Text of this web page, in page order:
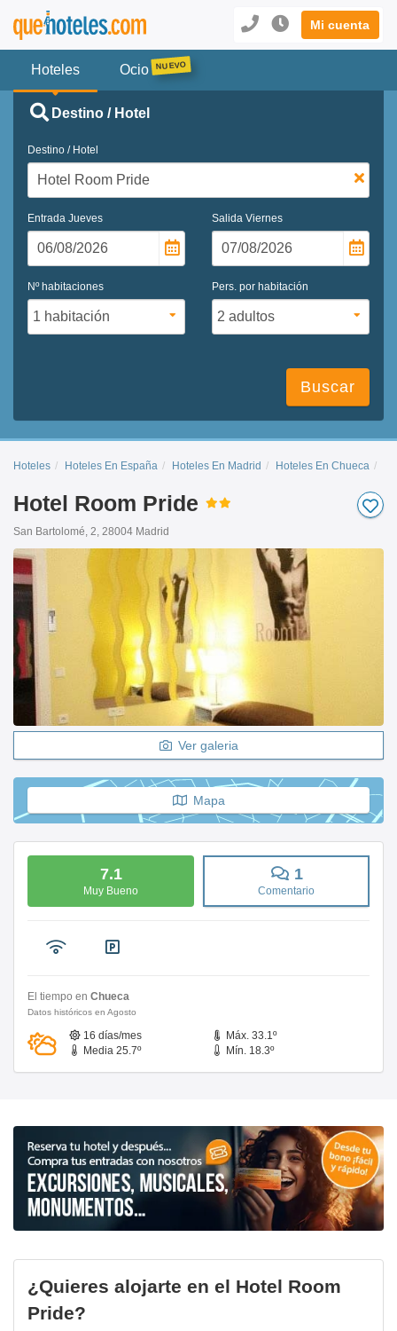
Mi cuenta
Hoteles Ocio
Destino / Hotel
Destino / Hotel
Entrada Jueves Salida Viernes
Nº habitaciones Pers. por habitación
Buscar
Hoteles Hoteles En España Hoteles En Madrid Hoteles En Chueca
Hotel Room Pride
San Bartolomé, 2, 28004 Madrid
Ver galeria
Mapa
7.1
Muy Bueno
1
Comentario
El tiempo en Chueca
Datos históricos en Agosto
16 días/mes
Máx. 33.1º
Media 25.7º
Mín. 18.3º
¿Quieres alojarte en el Hotel Room
Pride?